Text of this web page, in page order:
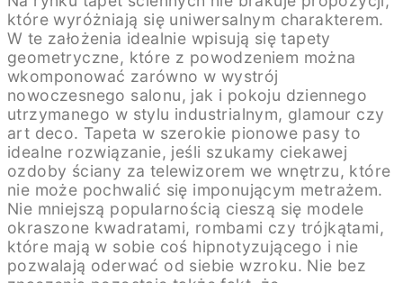
które wyróżniają się uniwersalnym charakterem.
W te założenia idealnie wpisują się tapety
geometryczne, które z powodzeniem można
wkomponować zarówno w wystrój
nowoczesnego salonu, jak i pokoju dziennego
utrzymanego w stylu industrialnym, glamour czy
art deco. Tapeta w szerokie pionowe pasy to
idealne rozwiązanie, jeśli szukamy ciekawej
ozdoby ściany za telewizorem we wnętrzu, które
nie może pochwalić się imponującym metrażem.
Nie mniejszą popularnością cieszą się modele
okraszone kwadratami, rombami czy trójkątami,
które mają w sobie coś hipnotyzującego i nie
pozwalają oderwać od siebie wzroku. Nie bez